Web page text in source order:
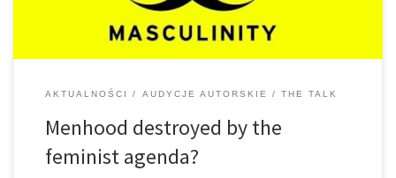
AKTUALNOŚCI AUDYCJE AUTORSKIE THE TALK
Menhood destroyed by the
feminist agenda?